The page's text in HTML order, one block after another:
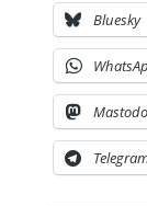
Bluesky